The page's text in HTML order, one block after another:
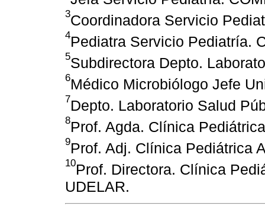
3Coordinadora Servicio
4Pediatra Servicio Pediatría.
5Subdirectora Depto.
6Médico Microbiólogo Jefe
7Depto. Laboratorio Salud
8Prof. Agda. Clínica
9Prof. Adj. Clínica Pediátrica
10Prof. Directora. Clínica
UDELAR.